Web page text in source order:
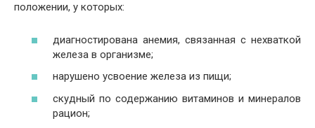
положении, у которых:
диагностирована анемия, связанная с нехваткой
железа в организме;
нарушено усвоение железа из пищи;
скудный по содержанию витаминов и минералов
рацион;